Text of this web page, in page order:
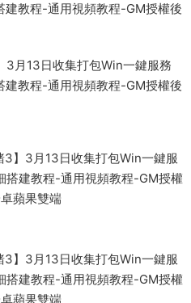
教程-通用視頻教程-GM授權後
3月13日收集打包Win一鍵服務
教程-通用視頻教程-GM授權後